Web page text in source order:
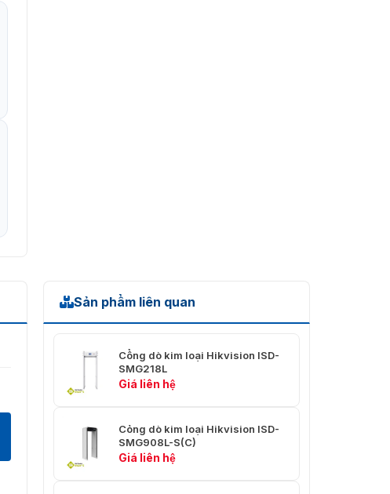
Sản phẩm liên quan
Cổng dò kim loại Hikvision ISD-
SMG218L
Giá liên hệ
Cỏng dò kim loại Hikvision ISD-
SMG908L-S(C)
Giá liên hệ